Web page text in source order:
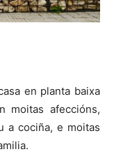
en planta baixa
moitas afeccións,
a cociña, e moitas